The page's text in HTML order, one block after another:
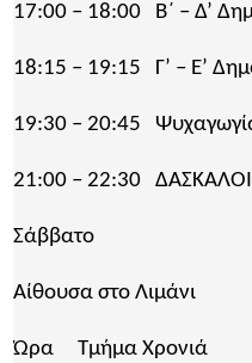
17:00 – 18:00 Β΄ – Δ’
18:15 – 19:15 Γ’ – Ε’
19:30 – 20:45
21:00 – 22:30
Σάββατο
Αίθουσα στο Λιμάνι
Ώρα Τμήμα Χρονιά